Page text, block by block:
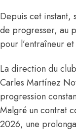
Depuis cet instant,
de progresser, au
pour l’entraîneur
La direction du
Carles Martínez
progression
Malgré un contrat
2026, une